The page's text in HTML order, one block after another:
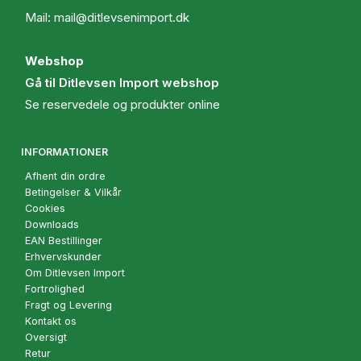
Mail: mail@ditlevsenimport.dk
Webshop
Gå til Ditlevsen Import webshop
Se reservedele og produkter online
INFORMATIONER
Afhent din ordre
Betingelser & Vilkår
Cookies
Downloads
EAN Bestillinger
Erhvervskunder
Om Ditlevsen Import
Fortrolighed
Fragt og Levering
Kontakt os
Oversigt
Retur